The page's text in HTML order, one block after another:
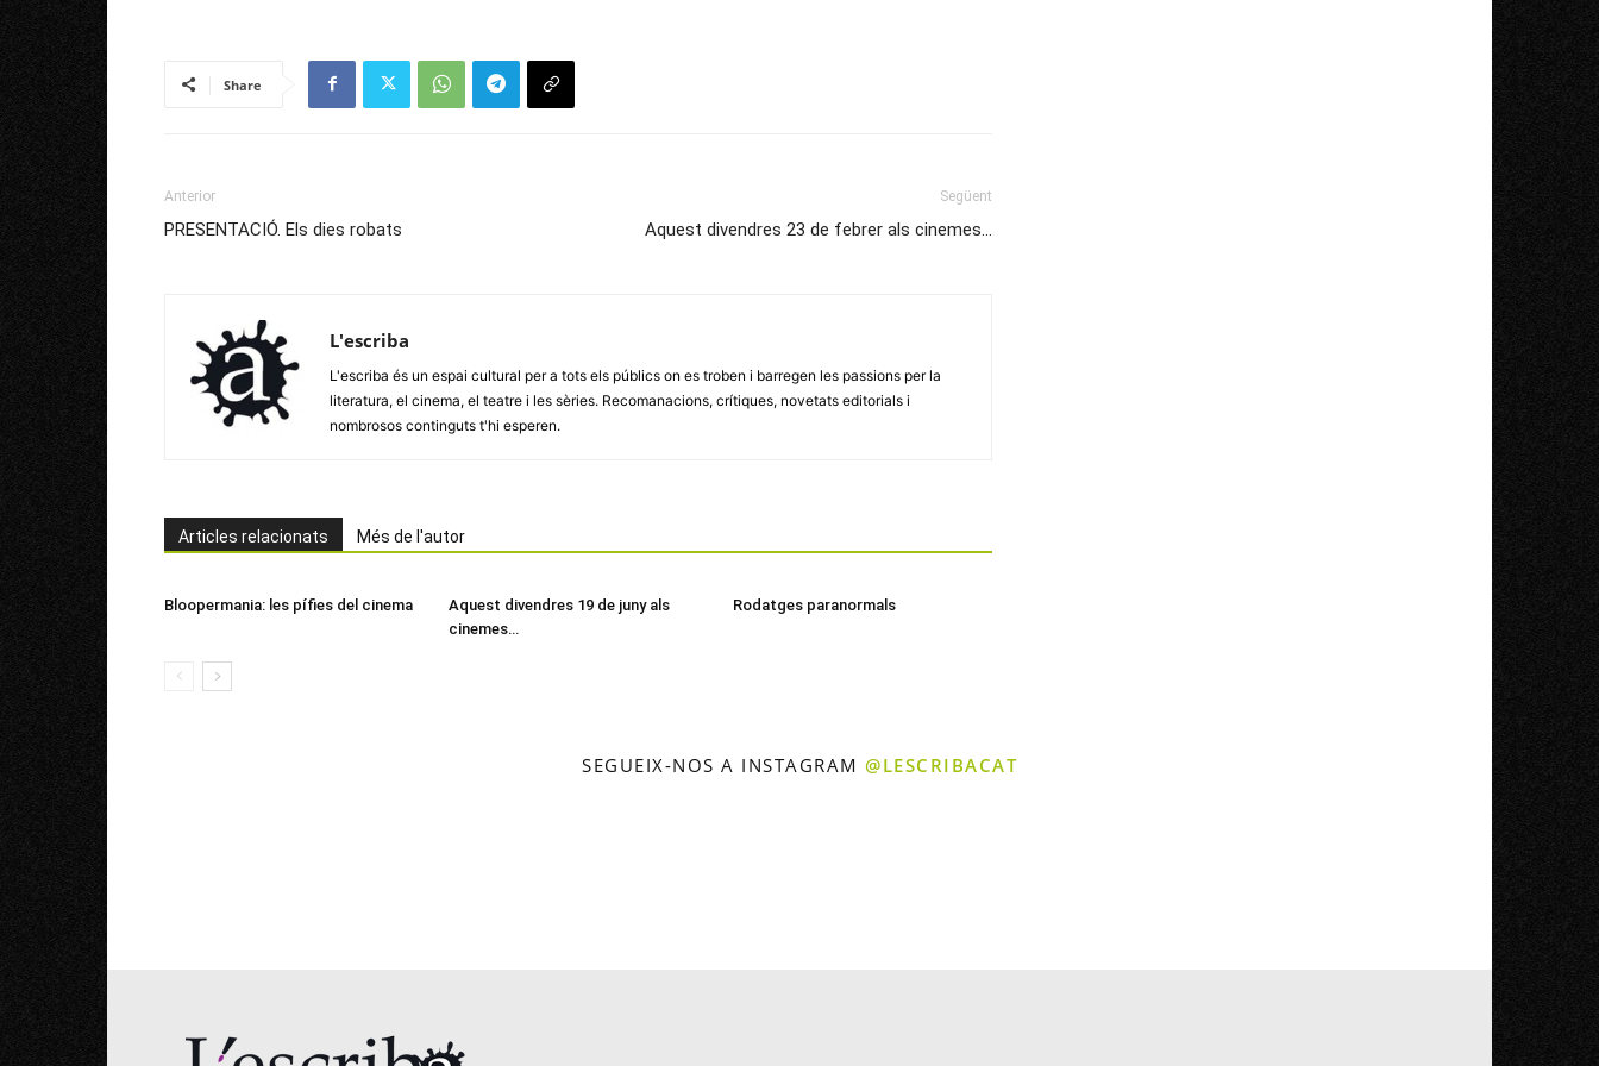
Share
Anterior
PRESENTACIÓ. Els dies robats
Següent
Aquest divendres 23 de febrer als cinemes…
L'escriba
L'escriba és un espai cultural per a tots els públics on es troben i barregen les passions per la
literatura, el cinema, el teatre i les sèries. Recomanacions, crítiques, novetats editorials i
nombrosos continguts t'hi esperen.
Articles relacionats Més de l'autor
Bloopermania: les pífies del cinema
Aquest divendres 19 de juny als
cinemes…
Rodatges paranormals
SEGUEIX-NOS A INSTAGRAM @LESCRIBACAT